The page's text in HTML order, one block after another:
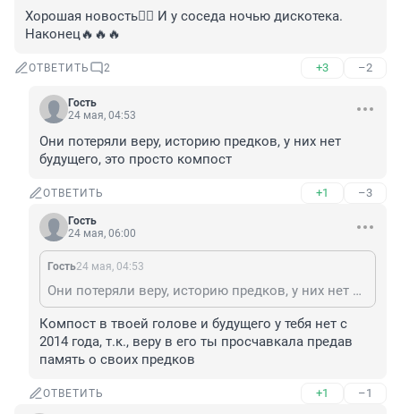
Хорошая новость👍🏻 И у соседа ночью дискотека.
Наконец🔥🔥🔥
ОТВЕТИТЬ 2 +3 –2
Гость
24 мая, 04:53
Они потеряли веру, историю предков, у них нет
будущего, это просто компост
ОТВЕТИТЬ +1 –3
Гость
24 мая, 06:00
Гость24 мая, 04:53
Они потеряли веру, историю предков, у них нет будущего, это просто компост
Компост в твоей голове и будущего у тебя нет с
2014 года, т.к., веру в его ты просчавкала предав
память о своих предков
ОТВЕТИТЬ +1 –1